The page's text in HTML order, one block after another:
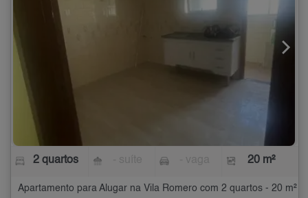
2 quartos 20 m²
Apartamento para Alugar na Vila Romero com 2 quartos - 20 m²